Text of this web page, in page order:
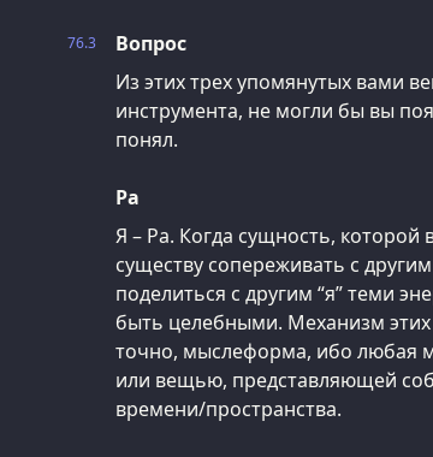
76.3
Вопрос
Из этих трех упомянутых вами
инструмента, не могли бы вы
понял.
Ра
Я – Ра. Когда сущность, которой
существу сопереживать с
поделиться с другим “я” теми
быть целебными. Механизм
точно, мыслеформа, ибо любая
или вещью, представляющей
времени/пространства.